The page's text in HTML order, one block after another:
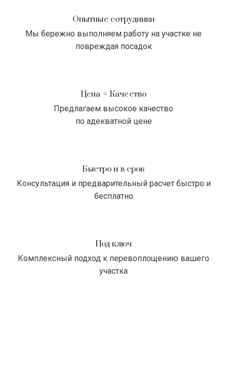
Опытные сотрудники
Мы бережно выполняем работу на участке не
повреждая посадок
Цена = Качество
Предлагаем высокое качество
по адекватной цене
Быстро и в срок
Консультация и предварительный расчет быстро и
бесплатно
Под ключ
Комплексный подход к перевоплощению вашего
участка